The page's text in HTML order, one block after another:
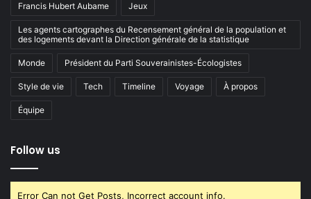
Francis Hubert Aubame Jeux
Les agents cartographes du Recensement général de la population et
des logements devant la Direction générale de la statistique
Monde Président du Parti Souverainistes-Écologistes
Style de vie Tech Timeline Voyage À propos
Équipe
Follow us
Error Can not Get Posts, Incorrect account info.